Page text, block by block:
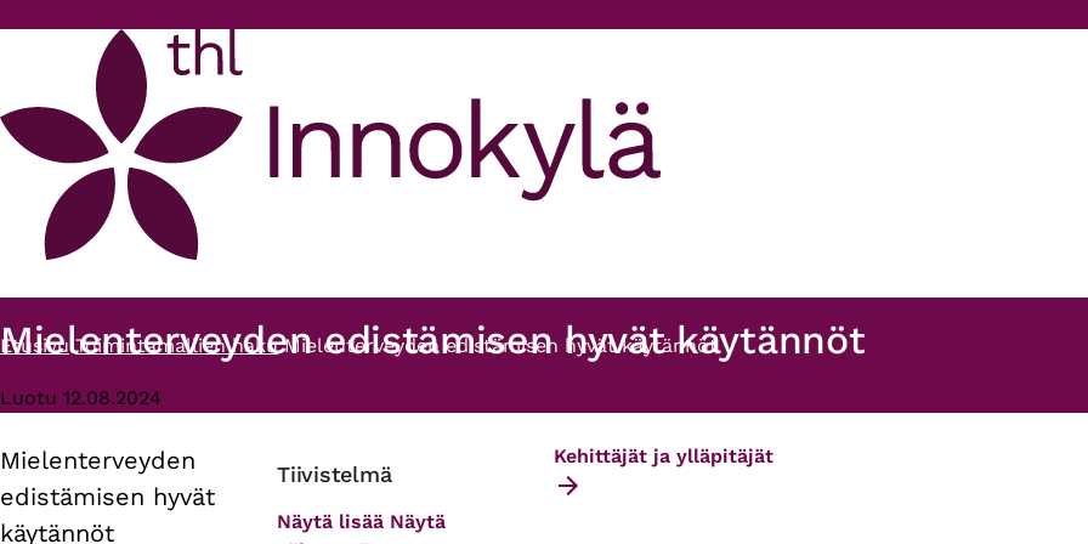
Murupolku
Etusivu Toimintamallien haku Mielenterveyden edistämisen hyvät käytännöt
Mielenterveyden edistämisen hyvät käytännöt
Luotu 12.08.2024
Primary
tabs
Mielenterveyden
edistämisen hyvät
käytännöt
Tiivistelmä
Näytä lisää Näytä
Kehittäjät ja ylläpitäjät